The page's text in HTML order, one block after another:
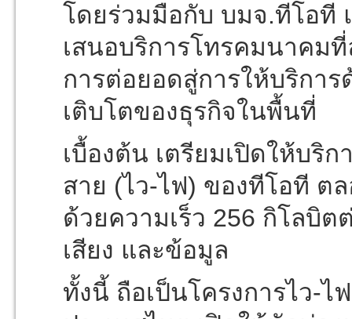
โดยร่วมมือกับ บมจ.ทีโอที
เสนอบริการโทรคมนาคม
การต่อยอดสู่การให้บริกา
เติบโตของธุรกิจในพื้นที่
เบื้องต้น เตรียมเปิดให้บริก
สาย (ไว-ไฟ) ของทีโอที ต
ด้วยความเร็ว 256 กิโลบิ
เสียง และข้อมูล
ทั้งนี้ ถือเป็นโครงการไว-